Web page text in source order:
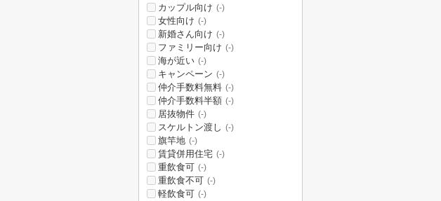
カップル向け (-)
女性向け (-)
新婚さん向け (-)
ファミリー向け (-)
海が近い (-)
キャンペーン (-)
仲介手数料無料 (-)
仲介手数料半額 (-)
居抜物件 (-)
スケルトン渡し (-)
旗竿地 (-)
賃貸併用住宅 (-)
重飲食可 (-)
重飲食不可 (-)
軽飲食可 (-)